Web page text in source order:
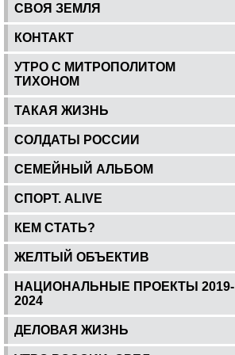
СВОЯ ЗЕМЛЯ
КОНТАКТ
УТРО С МИТРОПОЛИТОМ
ТИХОНОМ
ТАКАЯ ЖИЗНЬ
СОЛДАТЫ РОССИИ
СЕМЕЙНЫЙ АЛЬБОМ
СПОРТ. ALIVE
КЕМ СТАТЬ?
ЖЕЛТЫЙ ОБЪЕКТИВ
НАЦИОНАЛЬНЫЕ ПРОЕКТЫ 2019-
2024
ДЕЛОВАЯ ЖИЗНЬ